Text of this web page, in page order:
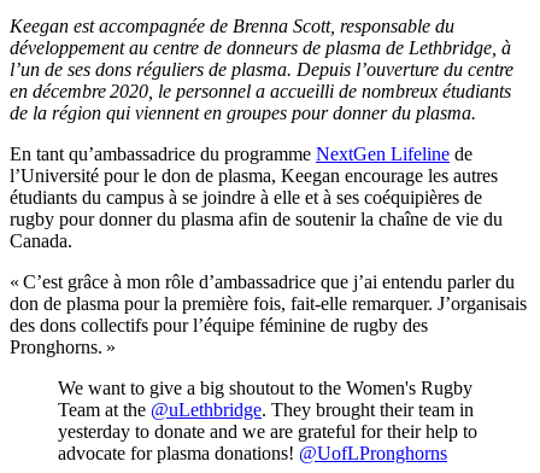
Keegan est accompagnée de Brenna Scott, responsable du
développement au centre de donneurs de plasma de Lethbridge, à
l’un de ses dons réguliers de plasma. Depuis l’ouverture du centre
en décembre 2020, le personnel a accueilli de nombreux étudiants
de la région qui viennent en groupes pour donner du plasma.
En tant qu’ambassadrice du programme NextGen Lifeline de
l’Université pour le don de plasma, Keegan encourage les autres
étudiants du campus à se joindre à elle et à ses coéquipières de
rugby pour donner du plasma afin de soutenir la chaîne de vie du
Canada.
« C’est grâce à mon rôle d’ambassadrice que j’ai entendu parler du
don de plasma pour la première fois, fait-elle remarquer. J’organisais
des dons collectifs pour l’équipe féminine de rugby des
Pronghorns. »
We want to give a big shoutout to the Women's Rugby
Team at the @uLethbridge. They brought their team in
yesterday to donate and we are grateful for their help to
advocate for plasma donations! @UofLPronghorns